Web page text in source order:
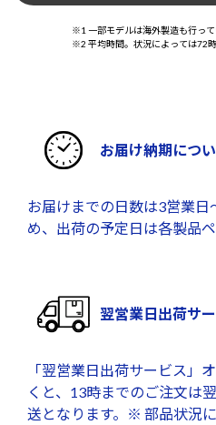
※1 一部モデルは海外製造も行って
※2 平均時間。状況によっては72
お届け納期につ
お届けまでの日数は3営業日
め、出荷の予定日は各製品
翌営業日出荷サ
「翌営業日出荷サービス」
くと、13時までのご注文は
送となります。※ 部品状況